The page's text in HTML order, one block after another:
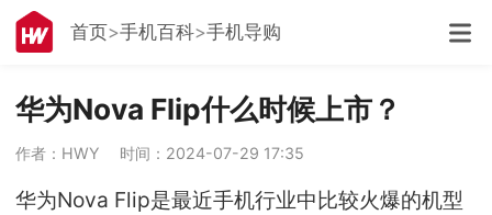
首页 手机百科 手机导购
华为Nova Flip什么时候上市？
作者：HWY 时间：2024-07-29 17:35
华为Nova Flip是最近手机行业中比较火爆的机型